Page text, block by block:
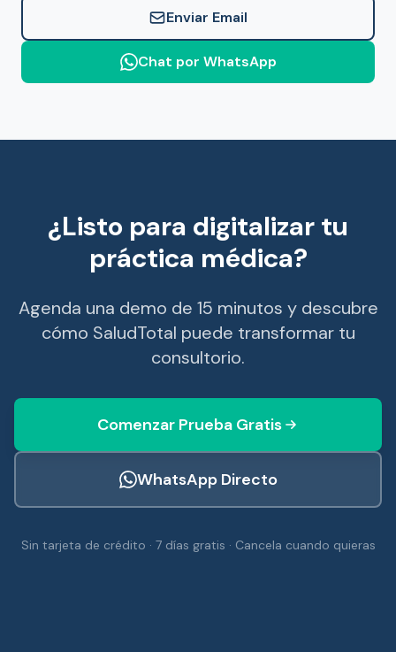
Enviar Email
Chat por WhatsApp
¿Listo para digitalizar tu
práctica médica?
Agenda una demo de 15 minutos y descubre
cómo SaludTotal puede transformar tu
consultorio.
Comenzar Prueba Gratis
WhatsApp Directo
Sin tarjeta de crédito · 7 días gratis · Cancela cuando quieras